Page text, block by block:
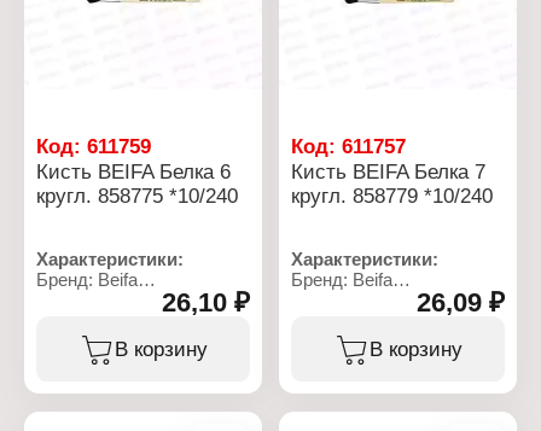
Код: 611759
Кисть BEIFA Белка 6
кругл. 858775 *10/240
Характеристики:
Бренд: Beifa
Артикул: 858775
Назначение:
художественная
26,10 ₽
В корзину
Код:611757
Кисть BEIFA Белка 7
кругл. 858779 *10/240
Характеристики:
Бренд: Beifa
Артикул: 858779
Назначение:
художественная
26,09 ₽
В корзину